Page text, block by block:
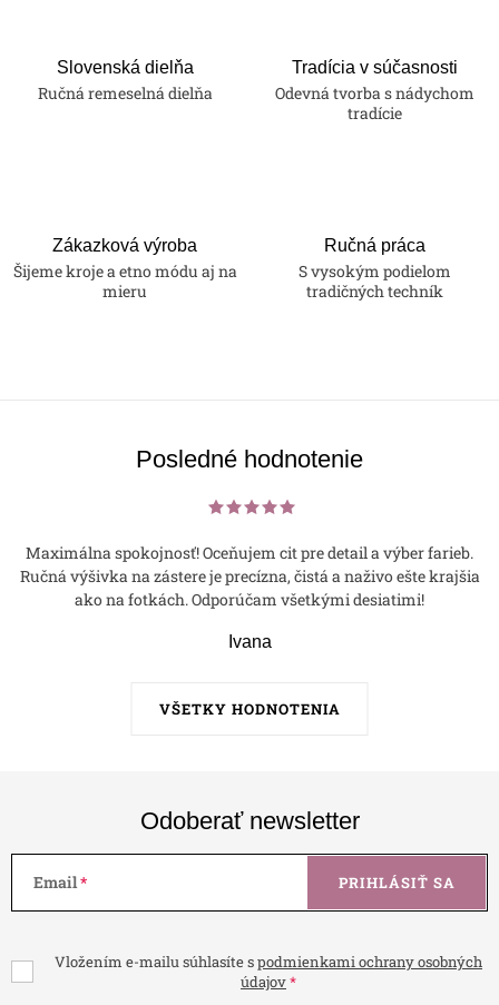
Slovenská dielňa
Ručná remeselná dielňa
Tradícia v súčasnosti
Odevná tvorba s nádychom
tradície
Zákazková výroba
Šijeme kroje a etno módu aj na
mieru
Ručná práca
S vysokým podielom
tradičných techník
Posledné hodnotenie
VŠETKY HODNOTENIA
Maximálna spokojnosť! Oceňujem cit pre detail a výber farieb.
Ručná výšivka na zástere je precízna, čistá a naživo ešte krajšia
ako na fotkách. Odporúčam všetkými desiatimi!
Ivana
Odoberať newsletter
Email
Vložením e-mailu súhlasíte spodmienkami ochrany osobných
údajov
PRIHLÁSIŤ SA